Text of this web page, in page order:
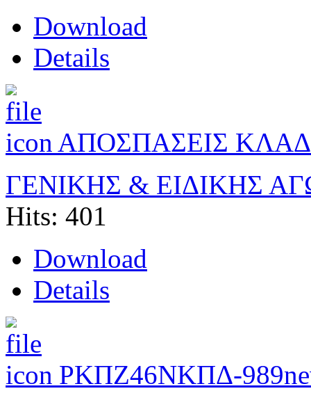
Download
Details
ΑΠΟΣΠΑΣΕΙΣ
ΓΕΝΙΚΗΣ & ΕΙΔΙΚΗΣ
Hits: 401
Download
Details
ΡΚΠΖ46ΝΚΠΔ-989